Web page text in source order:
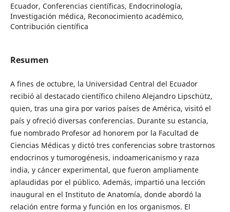
Ecuador, Conferencias científicas, Endocrinología,
Investigación médica, Reconocimiento académico,
Contribución científica
Resumen
A fines de octubre, la Universidad Central del Ecuador
recibió al destacado científico chileno Alejandro Lipschütz,
quien, tras una gira por varios países de América, visitó el
país y ofreció diversas conferencias. Durante su estancia,
fue nombrado Profesor ad honorem por la Facultad de
Ciencias Médicas y dictó tres conferencias sobre trastornos
endocrinos y tumorogénesis, indoamericanismo y raza
india, y cáncer experimental, que fueron ampliamente
aplaudidas por el público. Además, impartió una lección
inaugural en el Instituto de Anatomía, donde abordó la
relación entre forma y función en los organismos. El